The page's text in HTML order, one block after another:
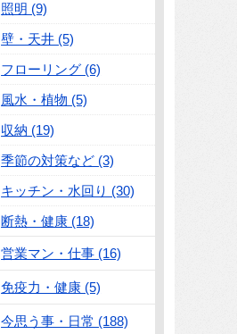
照明 (9)
壁・天井 (5)
フローリング (6)
風水・植物 (5)
収納 (19)
季節の対策など (3)
キッチン・水回り (30)
断熱・健康 (18)
営業マン・仕事 (16)
免疫力・健康 (5)
今思う事・日常 (188)